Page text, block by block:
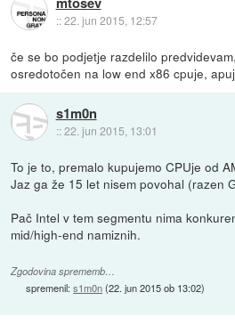
::22. jun 2015, 12:57
če se bo podjetje razdelilo
osredotočen na low end x86 cpuje,
s1m0n
::22. jun 2015, 13:01
To je to, premalo kupujemo CPUje od
Jaz ga že 15 let nisem povohal (razen
Pač Intel v tem segmentu nima
mid/high-end namiznih.
Zgodovina sprememb…
spremenil:s1m0n(22. jun 2015 ob 13:02)